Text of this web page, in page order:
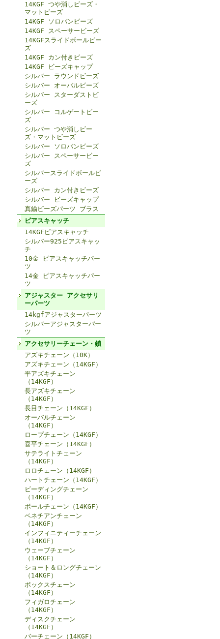
14KGF つや消しビーズ・
マットビーズ
14KGF ソロバンビーズ
14KGF スペーサービーズ
14KGFスライドボールビー
ズ
14KGF カン付きビーズ
14KGF ビーズキャップ
シルバー ラウンドビーズ
シルバー オーバルビーズ
シルバー スターダストビ
ーズ
シルバー コルゲートビー
ズ
シルバー つや消しビー
ズ・マットビーズ
シルバー ソロバンビーズ
シルバー スペーサービー
ズ
シルバースライドボールビ
ーズ
シルバー カン付きビーズ
シルバー ビーズキャップ
真鍮ビーズパーツ ブラス
ピアスキャッチ
14KGFピアスキャッチ
シルバー925ピアスキャッ
チ
10金 ピアスキャッチパー
ツ
14金 ピアスキャッチパー
ツ
アジャスター アクセサリ
ーパーツ
14kgfアジャスターパーツ
シルバーアジャスターパー
ツ
アクセサリーチェーン・鎖
アズキチェーン（10K）
アズキチェーン（14KGF）
平アズキチェーン
（14KGF）
長アズキチェーン
（14KGF）
長目チェーン（14KGF）
オーバルチェーン
（14KGF）
ロープチェーン（14KGF）
喜平チェーン（14KGF）
サテライトチェーン
（14KGF）
ロロチェーン（14KGF）
ハートチェーン（14KGF）
ビーディングチェーン
（14KGF）
ボールチェーン（14KGF）
ベネチアンチェーン
（14KGF）
インフィニティーチェーン
（14KGF）
ウェーブチェーン
（14KGF）
ショート＆ロングチェーン
（14KGF）
ボックスチェーン
（14KGF）
フィガロチェーン
（14KGF）
ディスクチェーン
（14KGF）
バーチェーン（14KGF）